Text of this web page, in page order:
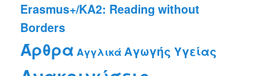
Erasmus+/KA2: Reading without
Borders
Άρθρα Αγγλικά Αγωγής Υγείας